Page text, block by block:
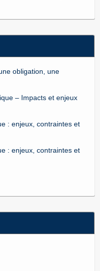
obligation, une
– Impacts et enjeux
: enjeux, contraintes et
: enjeux, contraintes et